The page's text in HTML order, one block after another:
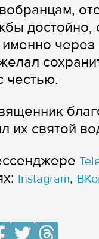
честью.
их святой
Instagram,